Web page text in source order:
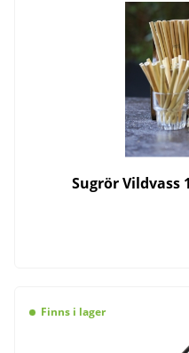
Sugrör Vildvass
Finns i lager